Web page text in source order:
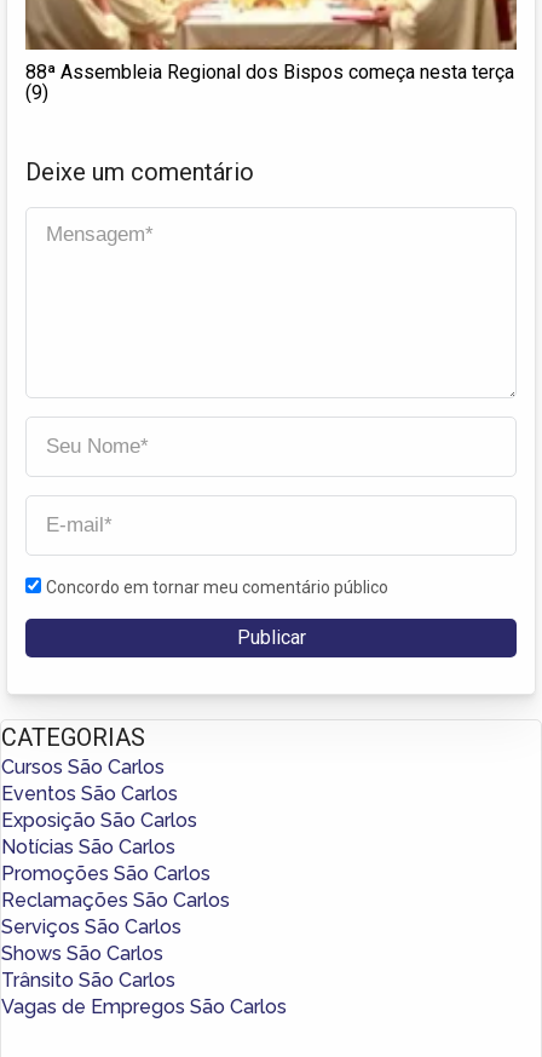
88ª Assembleia Regional dos Bispos começa nesta terça
(9)
Deixe um comentário
Concordo em tornar meu comentário público
CATEGORIAS
Cursos São Carlos
Eventos São Carlos
Exposição São Carlos
Notícias São Carlos
Promoções São Carlos
Reclamações São Carlos
Serviços São Carlos
Shows São Carlos
Trânsito São Carlos
Vagas de Empregos São Carlos